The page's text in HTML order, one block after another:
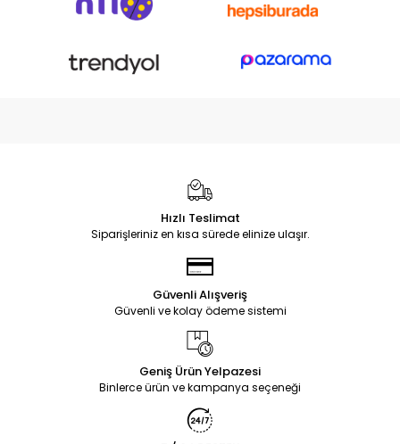
Hızlı Teslimat
Siparişleriniz en kısa sürede elinize ulaşır.
Güvenli Alışveriş
Güvenli ve kolay ödeme sistemi
Geniş Ürün Yelpazesi
Binlerce ürün ve kampanya seçeneği